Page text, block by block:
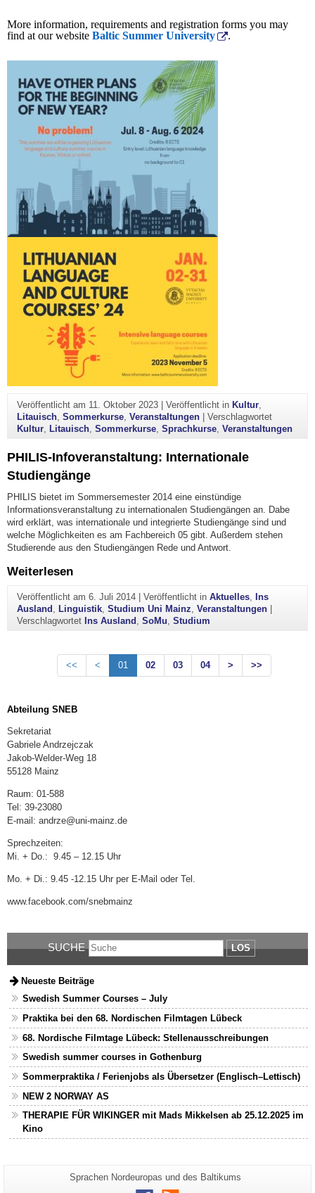
More information, requirements and registration forms you may
find at our website Baltic Summer University .
Veröffentlicht am 11. Oktober 2023| Veröffentlicht in Kultur,
Litauisch, Sommerkurse, Veranstaltungen| Verschlagwortet
Kultur, Litauisch, Sommerkurse, Sprachkurse, Veranstaltungen
PHILIS-Infoveranstaltung: Internationale
Studiengänge
PHILIS bietet im Sommersemester 2014 eine einstündige
Informationsveranstaltung zu internationalen Studiengängen an. Dabe
wird erklärt, was internationale und integrierte Studiengänge sind und
welche Möglichkeiten es am Fachbereich 05 gibt. Außerdem stehen
Studierende aus den Studiengängen Rede und Antwort.
Weiterlesen"PHILIS-Infoveranstaltung: Internationale
Veröffentlicht am 6. Juli 2014| Veröffentlicht in Aktuelles,
Ins
Ausland
Linguistik, Studium Uni Mainz Veranstaltungen|
Verschlagwortet Ins Ausland SoMu Studium
<< < 01 02 03 04 > >>
Abteilung SNEB
Sekretariat
Gabriele Andrzejczak
Jakob-Welder-Weg 18
55128 Mainz
Raum: 01-588
Tel: 39-23080
E-mail: andrze@uni-mainz.de
Sprechzeiten:
Mi. + Do.: 9.45 – 12.15 Uhr
Mo. + Di.: 9.45 -12.15 Uhr per E-Mail oder Tel.
www.facebook.com/snebmainz
SUCHE LOS
Neueste Beiträge
Swedish Summer Courses – July
Praktika bei den 68. Nordischen Filmtagen Lübeck
68. Nordische Filmtage Lübeck: Stellenausschreibungen
Swedish summer courses in Gothenburg
Sommerpraktika / Ferienjobs als Übersetzer (Englisch–Lettisch)
NEW 2 NORWAY AS
THERAPIE FÜR WIKINGER mit Mads Mikkelsen ab 25.12.2025 im
Kino
Zusätzliche
Seiten-
Sprachen Nordeuropas und des Baltikums